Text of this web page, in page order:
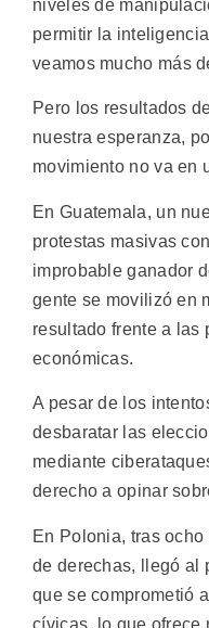
niveles de
permitir la
veamos mucho más
Pero los resultados
nuestra esperanza,
movimiento no va en
En Guatemala, un
protestas masivas
improbable ganador
gente se movilizó en
resultado frente a las
económicas.
A pesar de los
desbaratar las
mediante
derecho a opinar
En Polonia, tras
de derechas, llegó al
que se comprometió
cívicas, lo que ofrece